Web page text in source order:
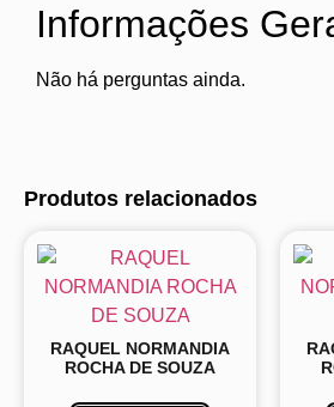
Informações
Não há perguntas ainda.
Produtos relacionados
RAQUEL NORMANDIA
ROCHA DE SOUZA